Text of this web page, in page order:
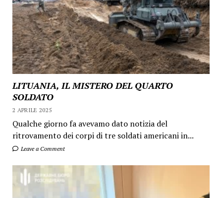
LITUANIA, IL MISTERO DEL QUARTO
SOLDATO
2 APRILE 2025
Qualche giorno fa avevamo dato notizia del
ritrovamento dei corpi di tre soldati americani in...
Leave a Comment